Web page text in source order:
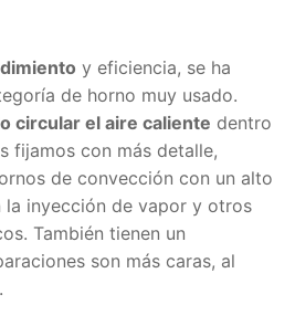
y eficiencia, se ha
de horno muy usado.
circular el aire caliente dentro
fijamos con más detalle,
de convección con un alto
la inyección de vapor y otros
También tienen un
son más caras, al